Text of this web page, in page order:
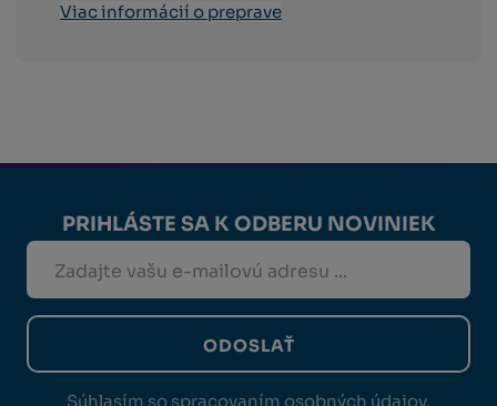
Viac informácií o preprave
PRIHLÁSTE SA K ODBERU NOVINIEK
ODOSLAŤ
Súhlasím so spracovaním osobných údajov.